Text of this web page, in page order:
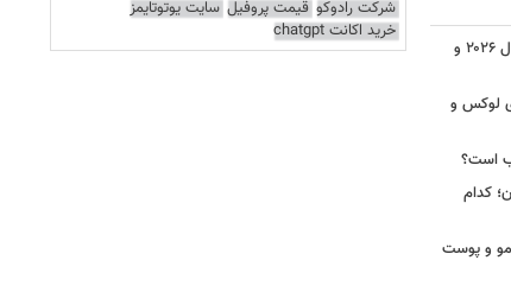
مدل دستبند طلا زنانه؛ ۳۰ ترند محبوب سال ۲۰۲۶ و
مجتمع‌های لوکس و
است؟
تومان؛ کدام
مو و پوست
شرکت رادوکو قیمت پروفیل سایت یوتوتایمز
خرید اکانت chatgpt